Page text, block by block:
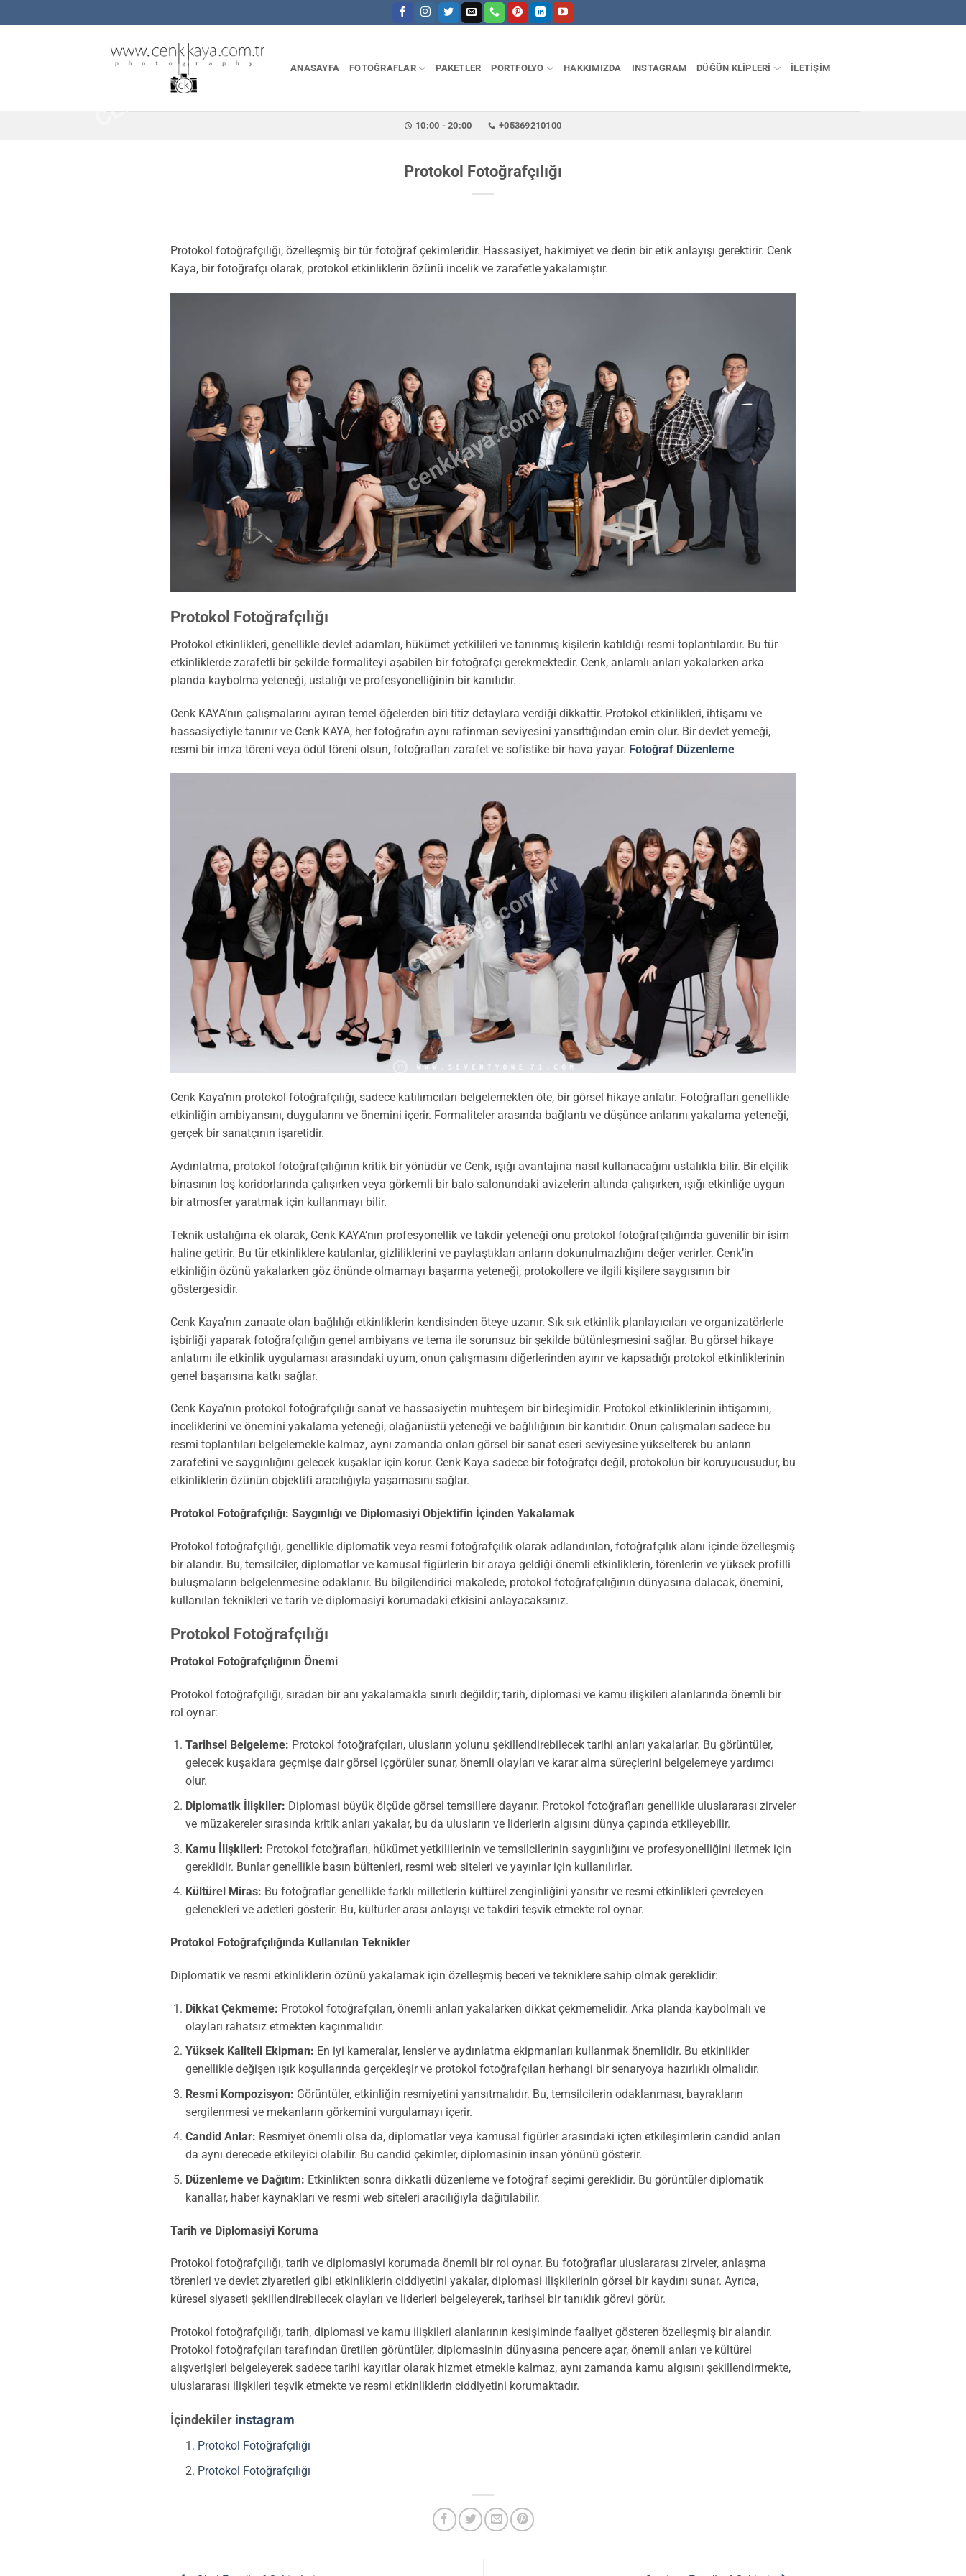
atla
CENKKAYA.COM.TR ANASAYFA FOTOĞRAFLAR PAKETLER PORTFOLYO HAKKIMIZDA INSTAGRAM DÜĞÜN KLIPLERI İLETIŞIM
10:00 - 20:00 +05369210100
Protokol Fotoğrafçılığı
Protokol fotoğrafçılığı, özelleşmiş bir tür fotoğraf çekimleridir. Hassasiyet, hakimiyet ve derin bir etik anlayışı gerektirir. Cenk
Kaya, bir fotoğrafçı olarak, protokol etkinliklerin özünü incelik ve zarafetle yakalamıştır.
cenkkaya.com.tr
Protokol Fotoğrafçılığı
Protokol etkinlikleri, genellikle devlet adamları, hükümet yetkilileri ve tanınmış kişilerin katıldığı resmi toplantılardır. Bu tür
etkinliklerde zarafetli bir şekilde formaliteyi aşabilen bir fotoğrafçı gerekmektedir. Cenk, anlamlı anları yakalarken arka
planda kaybolma yeteneği, ustalığı ve profesyonelliğinin bir kanıtıdır.
Cenk KAYA’nın çalışmalarını ayıran temel öğelerden biri titiz detaylara verdiği dikkattir. Protokol etkinlikleri, ihtişamı ve
hassasiyetiyle tanınır ve Cenk KAYA, her fotoğrafın aynı rafinman seviyesini yansıttığından emin olur. Bir devlet yemeği,
resmi bir imza töreni veya ödül töreni olsun, fotoğrafları zarafet ve sofistike bir hava yayar. Fotoğraf Düzenleme
cenkkaya.com.tr
Cenk Kaya’nın protokol fotoğrafçılığı, sadece katılımcıları belgelemekten öte, bir görsel hikaye anlatır. Fotoğrafları genellikle
etkinliğin ambiyansını, duygularını ve önemini içerir. Formaliteler arasında bağlantı ve düşünce anlarını yakalama yeteneği,
gerçek bir sanatçının işaretidir.
Aydınlatma, protokol fotoğrafçılığının kritik bir yönüdür ve Cenk, ışığı avantajına nasıl kullanacağını ustalıkla bilir. Bir elçilik
binasının loş koridorlarında çalışırken veya görkemli bir balo salonundaki avizelerin altında çalışırken, ışığı etkinliğe uygun
bir atmosfer yaratmak için kullanmayı bilir.
Teknik ustalığına ek olarak, Cenk KAYA’nın profesyonellik ve takdir yeteneği onu protokol fotoğrafçılığında güvenilir bir isim
haline getirir. Bu tür etkinliklere katılanlar, gizliliklerini ve paylaştıkları anların dokunulmazlığını değer verirler. Cenk’in
etkinliğin özünü yakalarken göz önünde olmamayı başarma yeteneği, protokollere ve ilgili kişilere saygısının bir
göstergesidir.
Cenk Kaya’nın zanaate olan bağlılığı etkinliklerin kendisinden öteye uzanır. Sık sık etkinlik planlayıcıları ve organizatörlerle
işbirliği yaparak fotoğrafçılığın genel ambiyans ve tema ile sorunsuz bir şekilde bütünleşmesini sağlar. Bu görsel hikaye
anlatımı ile etkinlik uygulaması arasındaki uyum, onun çalışmasını diğerlerinden ayırır ve kapsadığı protokol etkinliklerinin
genel başarısına katkı sağlar.
Cenk Kaya’nın protokol fotoğrafçılığı sanat ve hassasiyetin muhteşem bir birleşimidir. Protokol etkinliklerinin ihtişamını,
inceliklerini ve önemini yakalama yeteneği, olağanüstü yeteneği ve bağlılığının bir kanıtıdır. Onun çalışmaları sadece bu
resmi toplantıları belgelemekle kalmaz, aynı zamanda onları görsel bir sanat eseri seviyesine yükselterek bu anların
zarafetini ve saygınlığını gelecek kuşaklar için korur. Cenk Kaya sadece bir fotoğrafçı değil, protokolün bir koruyucusudur, bu
etkinliklerin özünün objektifi aracılığıyla yaşamasını sağlar.
Protokol Fotoğrafçılığı: Saygınlığı ve Diplomasiyi Objektifin İçinden Yakalamak
Protokol fotoğrafçılığı, genellikle diplomatik veya resmi fotoğrafçılık olarak adlandırılan, fotoğrafçılık alanı içinde özelleşmiş
bir alandır. Bu, temsilciler, diplomatlar ve kamusal figürlerin bir araya geldiği önemli etkinliklerin, törenlerin ve yüksek profilli
buluşmaların belgelenmesine odaklanır. Bu bilgilendirici makalede, protokol fotoğrafçılığının dünyasına dalacak, önemini,
kullanılan teknikleri ve tarih ve diplomasiyi korumadaki etkisini anlayacaksınız.
Protokol Fotoğrafçılığı
Protokol Fotoğrafçılığının Önemi
Protokol fotoğrafçılığı, sıradan bir anı yakalamakla sınırlı değildir; tarih, diplomasi ve kamu ilişkileri alanlarında önemli bir
rol oynar:
Tarihsel Belgeleme: Protokol fotoğrafçıları, ulusların yolunu şekillendirebilecek tarihi anları yakalarlar. Bu görüntüler,
gelecek kuşaklara geçmişe dair görsel içgörüler sunar, önemli olayları ve karar alma süreçlerini belgelemeye yardımcı
olur.
Diplomatik İlişkiler: Diplomasi büyük ölçüde görsel temsillere dayanır. Protokol fotoğrafları genellikle uluslararası zirveler
ve müzakereler sırasında kritik anları yakalar, bu da ulusların ve liderlerin algısını dünya çapında etkileyebilir.
Kamu İlişkileri: Protokol fotoğrafları, hükümet yetkililerinin ve temsilcilerinin saygınlığını ve profesyonelliğini iletmek için
gereklidir. Bunlar genellikle basın bültenleri, resmi web siteleri ve yayınlar için kullanılırlar.
Kültürel Miras: Bu fotoğraflar genellikle farklı milletlerin kültürel zenginliğini yansıtır ve resmi etkinlikleri çevreleyen
gelenekleri ve adetleri gösterir. Bu, kültürler arası anlayışı ve takdiri teşvik etmekte rol oynar.
Protokol Fotoğrafçılığında Kullanılan Teknikler
Diplomatik ve resmi etkinliklerin özünü yakalamak için özelleşmiş beceri ve tekniklere sahip olmak gereklidir:
Dikkat Çekmeme: Protokol fotoğrafçıları, önemli anları yakalarken dikkat çekmemelidir. Arka planda kaybolmalı ve
olayları rahatsız etmekten kaçınmalıdır.
Yüksek Kaliteli Ekipman: En iyi kameralar, lensler ve aydınlatma ekipmanları kullanmak önemlidir. Bu etkinlikler
genellikle değişen ışık koşullarında gerçekleşir ve protokol fotoğrafçıları herhangi bir senaryoya hazırlıklı olmalıdır.
Resmi Kompozisyon: Görüntüler, etkinliğin resmiyetini yansıtmalıdır. Bu, temsilcilerin odaklanması, bayrakların
sergilenmesi ve mekanların görkemini vurgulamayı içerir.
Candid Anlar: Resmiyet önemli olsa da, diplomatlar veya kamusal figürler arasındaki içten etkileşimlerin candid anları
da aynı derecede etkileyici olabilir. Bu candid çekimler, diplomasinin insan yönünü gösterir.
Düzenleme ve Dağıtım: Etkinlikten sonra dikkatli düzenleme ve fotoğraf seçimi gereklidir. Bu görüntüler diplomatik
kanallar, haber kaynakları ve resmi web siteleri aracılığıyla dağıtılabilir.
Tarih ve Diplomasiyi Koruma
Protokol fotoğrafçılığı, tarih ve diplomasiyi korumada önemli bir rol oynar. Bu fotoğraflar uluslararası zirveler, anlaşma
törenleri ve devlet ziyaretleri gibi etkinliklerin ciddiyetini yakalar, diplomasi ilişkilerinin görsel bir kaydını sunar. Ayrıca,
küresel siyaseti şekillendirebilecek olayları ve liderleri belgeleyerek, tarihsel bir tanıklık görevi görür.
Protokol fotoğrafçılığı, tarih, diplomasi ve kamu ilişkileri alanlarının kesişiminde faaliyet gösteren özelleşmiş bir alandır.
Protokol fotoğrafçıları tarafından üretilen görüntüler, diplomasinin dünyasına pencere açar, önemli anları ve kültürel
alışverişleri belgeleyerek sadece tarihi kayıtlar olarak hizmet etmekle kalmaz, aynı zamanda kamu algısını şekillendirmekte,
uluslararası ilişkileri teşvik etmekte ve resmi etkinliklerin ciddiyetini korumaktadır.
İçindekiler instagram
Protokol Fotoğrafçılığı
Protokol Fotoğrafçılığı